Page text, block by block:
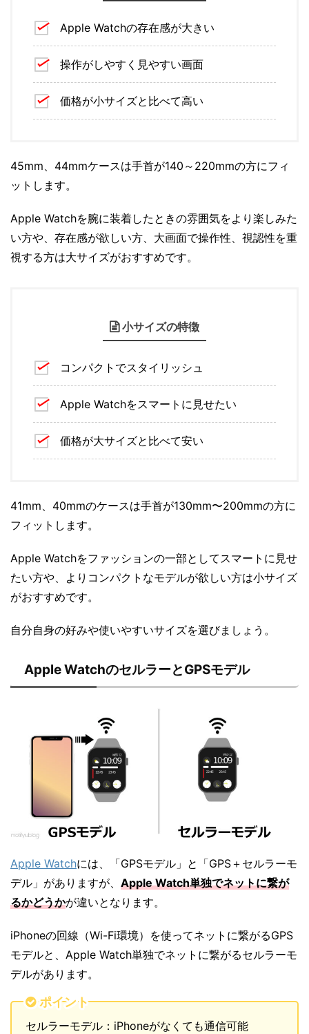
Apple Watchの存在感が大きい
操作がしやすく見やすい画面
価格が小サイズと比べて高い
45mm、44mmケースは手首が140～220mmの方にフィ
ットします。
Apple Watchを腕に装着したときの雰囲気をより楽しみた
い方や、存在感が欲しい方、大画面で操作性、視認性を重
視する方は大サイズがおすすめです。
小サイズの特徴
コンパクトでスタイリッシュ
Apple Watchをスマートに見せたい
価格が大サイズと比べて安い
41mm、40mmのケースは手首が130mm〜200mmの方に
フィットします。
Apple Watchをファッションの一部としてスマートに見せ
たい方や、よりコンパクトなモデルが欲しい方は小サイズ
がおすすめです。
自分自身の好みや使いやすいサイズを選びましょう。
Apple WatchのセルラーとGPSモデル
Apple Watchには、「GPSモデル」と「GPS＋セルラーモ
デル」がありますが、 Apple Watch単独でネットに繋が
るかどうかが違いとなります。
iPhoneの回線（Wi-Fi環境）を使ってネットに繋がるGPS
モデルと、Apple Watch単独でネットに繋がるセルラーモ
デルがあります。
ポイント
セルラーモデル：iPhoneがなくても通信可能